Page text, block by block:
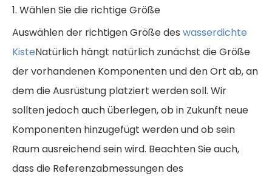
1. Wählen Sie die richtige Größe
Auswählen der richtigen Größe des wasserdichte
KisteNatürlich hängt natürlich zunächst die Größe
der vorhandenen Komponenten und den Ort ab, an
dem die Ausrüstung platziert werden soll. Wir
sollten jedoch auch überlegen, ob in Zukunft neue
Komponenten hinzugefügt werden und ob sein
Raum ausreichend sein wird. Beachten Sie auch,
dass die Referenzabmessungen des